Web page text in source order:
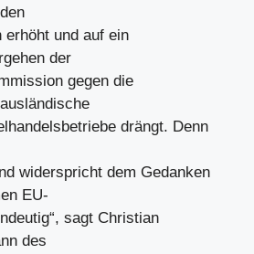
erhöht und auf ein
der
gegen die
drängt. Denn
widerspricht dem Gedanken
EU-
sagt Christian
des